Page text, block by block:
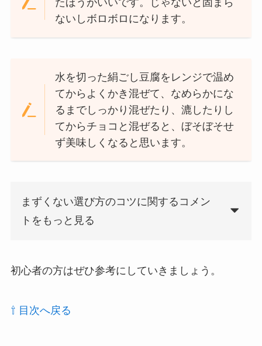
ないしボロボロになります。
水を切った絹ごし豆腐をレンジで温め
てからよくかき混ぜて、なめらかにな
るまでしっかり混ぜたり、漉したりし
てからチョコと混ぜると、ぼそぼそせ
ず美味しくなると思います。
まずくない選び方のコツに関するコメン
トをもっと見る
初心者の方はぜひ参考にしていきましょう。
⇧ 目次へ戻る